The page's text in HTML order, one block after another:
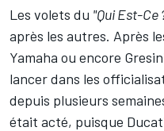
Les volets du "Qui Est-Ce
après les autres. Après
Yamaha ou encore
lancer dans les
depuis plusieurs
était acté, puisque